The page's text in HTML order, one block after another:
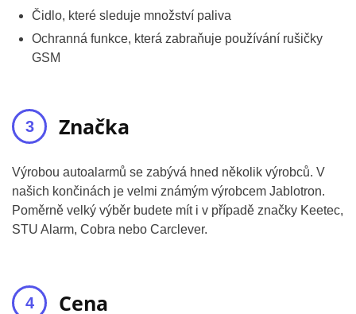
Čidlo, které sleduje množství paliva
Ochranná funkce, která zabraňuje používání rušičky
GSM
Značka
Výrobou autoalarmů se zabývá hned několik výrobců. V
našich končinách je velmi známým výrobcem Jablotron.
Poměrně velký výběr budete mít i v případě značky Keetec,
STU Alarm, Cobra nebo Carclever.
Cena